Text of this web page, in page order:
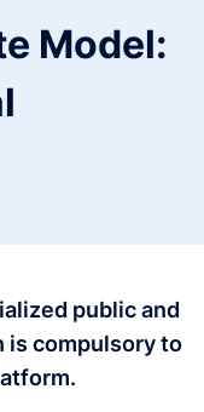
Model:
public and
is compulsory to